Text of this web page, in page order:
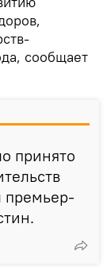
сообщает
принято
премьер-